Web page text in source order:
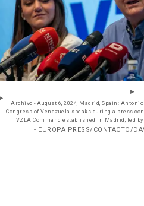
Archivo - August 6, 2024, Madrid, Spain:
Congress of Venezuela.speaks during a press
VZLA Command established in Madrid, led
- EUROPA PRESS/CONTACTO/